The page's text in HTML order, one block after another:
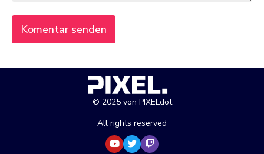
© 2025 von PIXELdot
All rights reserved